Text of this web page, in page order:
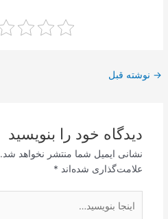
پیمایش
→ نوشته قبل
دیدگاه‌ خود را بنویسید
نشانی ایمیل شما منتشر نخواهد شد.
علامت‌گذاری شده‌اند *
بنویسید…